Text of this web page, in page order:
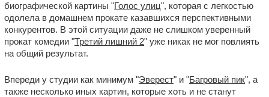
биографической картины "Голос улиц", которая с легкостью
одолела в домашнем прокате казавшихся перспективными
конкурентов. В этой ситуации даже не слишком уверенный
прокат комедии "Третий лишний 2" уже никак не мог повлиять
на общий результат.
Впереди у студии как минимум "Эверест" и "Багровый пик", а
также несколько иных картин, которые хоть и не станут